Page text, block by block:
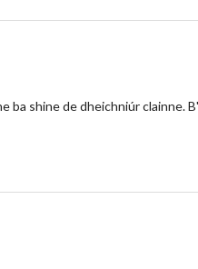
ba shine de dheichniúr clainne.